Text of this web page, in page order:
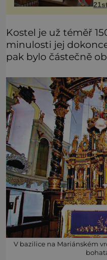
Kostel je už téměř
minulosti jej
pak bylo částečně
V bazilice na Mariánském